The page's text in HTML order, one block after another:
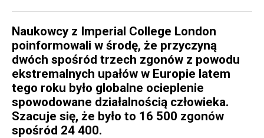
Naukowcy z Imperial College London
poinformowali w środę, że przyczyną
dwóch spośród trzech zgonów z powodu
ekstremalnych upałów w Europie latem
tego roku było globalne ocieplenie
spowodowane działalnością człowieka.
Szacuje się, że było to 16 500 zgonów
spośród 24 400.